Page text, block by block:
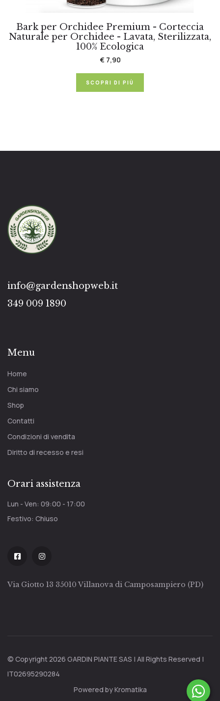
Bark per Orchidee Premium - Corteccia
Naturale per Orchidee - Lavata, Sterilizzata,
100% Ecologica
€ 7,90
SCOPRI DI PIÙ
info@gardenshopweb.it
349 009 1890
Menu
Home
Chi siamo
Shop
Contatti
Condizioni di vendita
Diritto di recesso e resi
Orari assistenza
Lun - Ven: 09:00 - 17:00
Festivo: Chiuso
Via Giotto 13 35010 Villanova di Camposampiero (PD)
© Copyright 2026 GARDIN PIANTE SAS | All Rights Reserved |
IT02695290284
Powered by Kromatika